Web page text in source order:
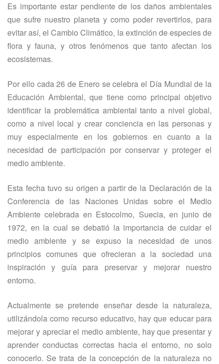
Es importante estar pendiente de los daños ambientales
que sufre nuestro planeta y como poder revertirlos, para
evitar así, el Cambio Climático, la extinción de especies de
flora y fauna, y otros fenómenos que tanto afectan los
ecosistemas.
Por ello cada26 de Enero se celebra el Día Mundial de la
Educación Ambiental, que tiene como principal objetivo
identificar la problemática ambiental tanto a nivel global,
como a nivel local y crear conciencia en las personas y
muy especialmente en los gobiernos en cuanto a la
necesidad de participación por conservar y proteger el
medio ambiente.
Esta fecha tuvo su origen a partir de la Declaración de la
Conferencia de las Naciones Unidas sobre el Medio
Ambiente celebrada en Estocolmo, Suecia, en junio de
1972, en la cual se debatió la importancia de cuidar el
medio ambiente y se expuso la necesidad de unos
principios comunes que ofrecieran a la sociedad una
inspiración y guía para preservar y mejorar nuestro
entorno.
Actualmente se pretende enseñar desde la naturaleza,
utilizándola como recurso educativo, hay que educar para
mejorar y apreciar el medio ambiente, hay que presentar y
aprender conductas correctas hacia el entorno, no solo
conocerlo. Se trata de la concepción de la naturaleza no